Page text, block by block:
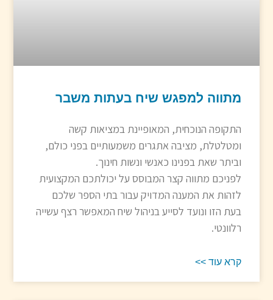
מתווה למפגש שיח בעתות משבר
התקופה הנוכחית, המאופיינת במציאות קשה
ומטלטלת, מציבה אתגרים משמעותיים בפני כולם,
וביתר שאת בפנינו כאנשי ונשות חינוך.
לפניכם מתווה קצר המבוסס על יכולתכם המקצועית
לזהות את המענה המדויק עבור בתי הספר שלכם
בעת הזו ונועד לסייע בניהול שיח המאפשר רצף עשייה
רלוונטי.
קרא עוד >>